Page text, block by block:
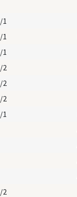
1
1
1
2
2
2
1
2